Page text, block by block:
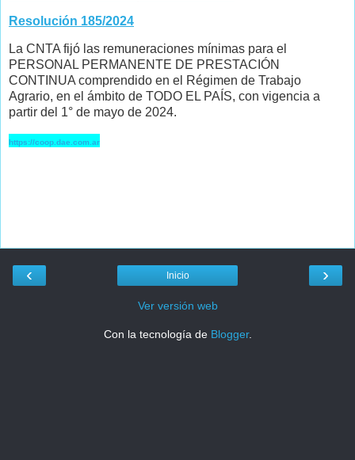
Resolución 185/2024
La CNTA fijó las remuneraciones mínimas para el
PERSONAL PERMANENTE DE PRESTACIÓN
CONTINUA comprendido en el Régimen de Trabajo
Agrario, en el ámbito de TODO EL PAÍS, con vigencia a
partir del 1° de mayo de 2024.
https://coop.dae.com.ar
‹ ›
Inicio
Ver versión web
Con la tecnología de Blogger.